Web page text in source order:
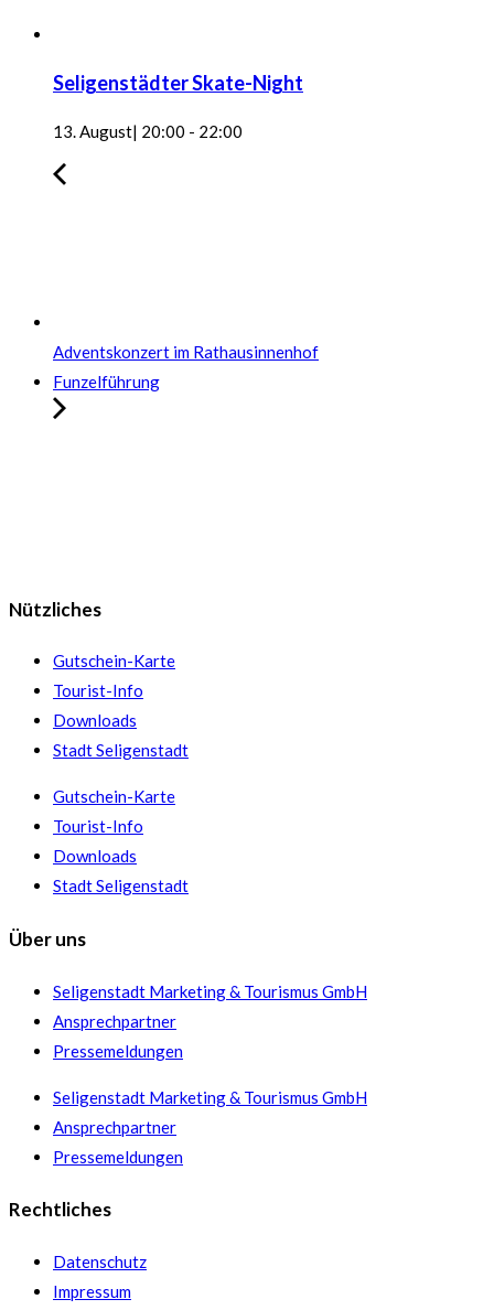
Seligenstädter Skate-Night
13. August| 20:00 - 22:00
Adventskonzert im Rathausinnenhof
Funzelführung
Nützliches
Gutschein-Karte
Tourist-Info
Downloads
Stadt Seligenstadt
Gutschein-Karte
Tourist-Info
Downloads
Stadt Seligenstadt
Über uns
Seligenstadt Marketing & Tourismus GmbH
Ansprechpartner
Pressemeldungen
Seligenstadt Marketing & Tourismus GmbH
Ansprechpartner
Pressemeldungen
Rechtliches
Datenschutz
Impressum